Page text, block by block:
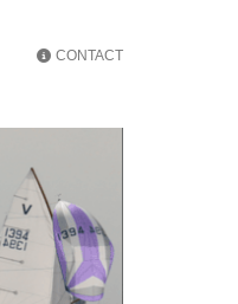
CONTACT